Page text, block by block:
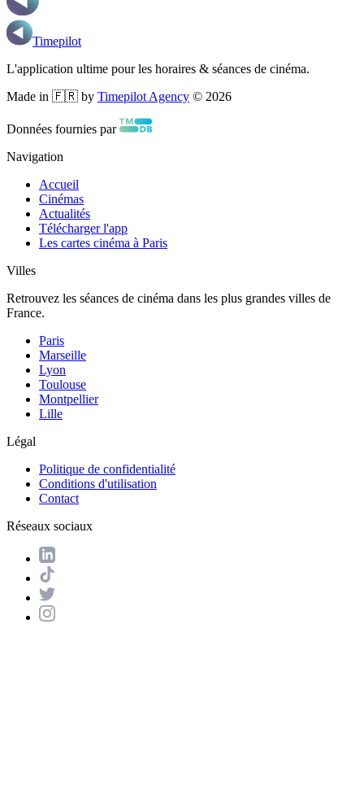
Timepilot
L'application ultime pour les horaires & séances de cinéma.
Made in 🇫🇷 by Timepilot Agency © 2026
Données fournies par
Navigation
Accueil
Cinémas
Actualités
Télécharger l'app
Les cartes cinéma à Paris
Villes
Retrouvez les séances de cinéma dans les plus grandes villes de
France.
Paris
Marseille
Lyon
Toulouse
Montpellier
Lille
Légal
Politique de confidentialité
Conditions d'utilisation
Contact
Réseaux sociaux